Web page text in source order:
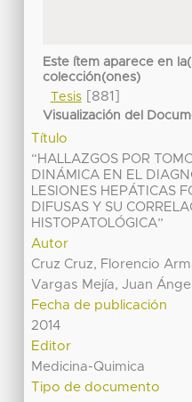
Este ítem aparece en
colección(ones)
Tesis[881]
Visualización del
Título
“HALLAZGOS POR
DINÁMICA EN EL
LESIONES HEPÁTICAS
DIFUSAS Y SU
HISTOPATOLÓGICA”
Autor
Cruz Cruz, Florencio
Vargas Mejía, Juan Ángel
Fecha de publicación
2014
Editor
Medicina-Quimica
Tipo de documento